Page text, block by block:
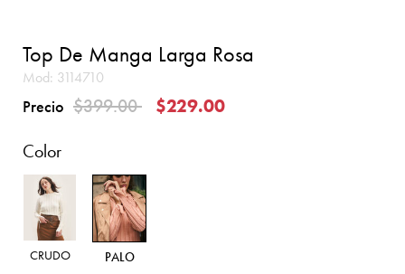
Top De Manga Larga Rosa
Mod: 3114710
Precio Precio reducido de
$399.00a
$229.00
Color
CRUDO PALO